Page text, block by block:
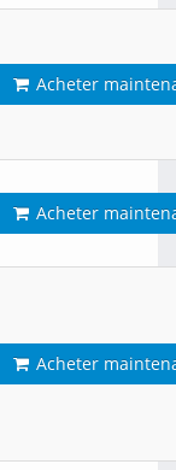
Acheter
Acheter
Acheter